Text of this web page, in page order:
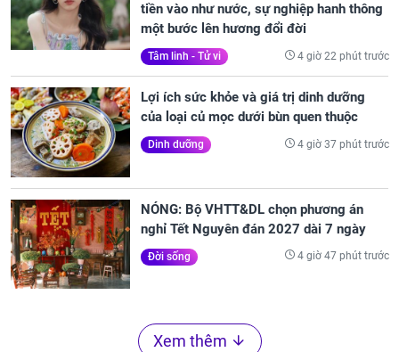
tiền vào như nước, sự nghiệp hanh thông
một bước lên hương đổi đời
Tâm linh - Tử vi 4 giờ 22 phút trước
Lợi ích sức khỏe và giá trị dinh dưỡng
của loại củ mọc dưới bùn quen thuộc
Dinh dưỡng 4 giờ 37 phút trước
NÓNG: Bộ VHTT&DL chọn phương án
nghỉ Tết Nguyên đán 2027 dài 7 ngày
Đời sống 4 giờ 47 phút trước
Xem thêm